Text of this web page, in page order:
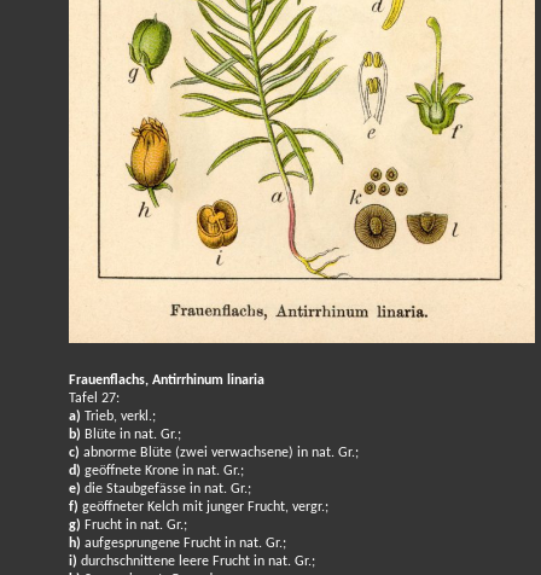
Frauenflachs, Antirrhinum linaria
Tafel 27:
a) Trieb, verkl.;
b) Blüte in nat. Gr.;
c) abnorme Blüte (zwei verwachsene) in nat. Gr.;
d) geöffnete Krone in nat. Gr.;
e) die Staubgefässe in nat. Gr.;
f) geöffneter Kelch mit junger Frucht, vergr.;
g) Frucht in nat. Gr.;
h) aufgesprungene Frucht in nat. Gr.;
i) durchschnittene leere Frucht in nat. Gr.;